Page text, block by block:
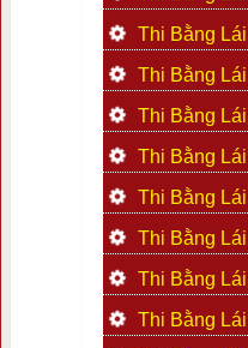
Thi Bằng
Thi Bằng
Thi Bằng
Thi Bằng
Thi Bằng
Thi Bằng
Thi Bằng
Thi Bằng